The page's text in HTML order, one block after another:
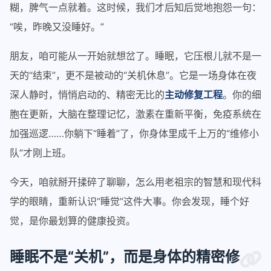
糊，脾气一点就着。这时候，我们才后知后觉地抱怨一句：
“唉，昨晚又没睡好。”
朋友，咱可能从一开始就想岔了。睡眠，它压根儿就不是一
天的“结束”，更不是被动的“关机休息”。它是一场身体在夜
深人静时，悄悄启动的、精密无比的主动修复工程。你的细
胞在更新，大脑在整理记忆，激素在重新平衡，免疫系统在
加强巡逻……你躺下“睡着”了，你身体里成千上万的“维修小
队”才刚上班。
今天，咱就掰开揉碎了聊聊，怎么用老祖宗的智慧和现代科
学的眼睛，重新认识“睡觉”这件大事。你会发现，睡个好
觉，是你最划算的健康投资。
睡眠不是“关机”，而是身体的精密修